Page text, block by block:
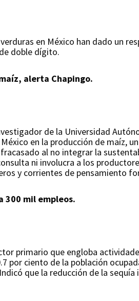
en México han dado un
doble dígito.
alerta Chapingo.
de la Universidad
en la producción de maíz,
al no integrar la
ni involucra a los
y corrientes de pensamiento
300 mil empleos.
primario que engloba
por ciento de la población
que la reducción de la